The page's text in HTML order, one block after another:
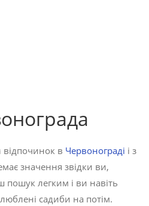
відпочинок в Червонограді і з
значення звідки ви,
пошук легким і ви навіть
садиби на потім.